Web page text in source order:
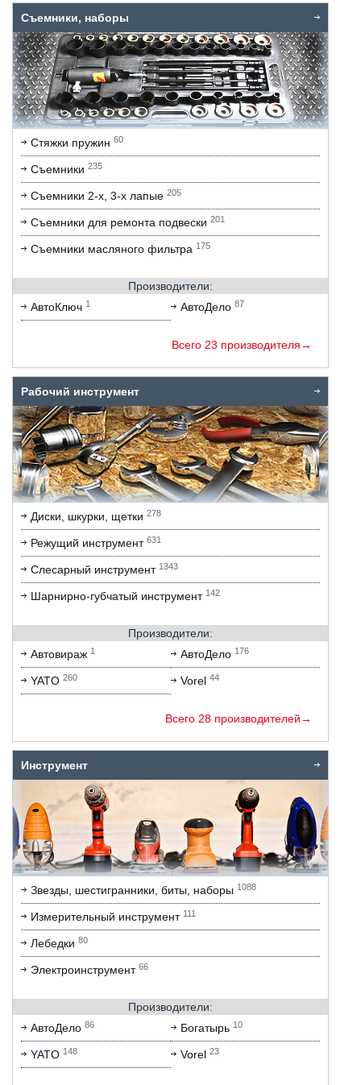
Съемники, наборы
Стяжки пружин 60
Съемники 235
Съемники 2-х, 3-х лапые 205
Съемники для ремонта подвески 201
Съемники масляного фильтра 175
Производители:
АвтоКлюч 1 АвтоДело 87
Всего 23 производителя→
Рабочий инструмент
Диски, шкурки, щетки 278
Режущий инструмент 631
Слесарный инструмент 1343
Шарнирно-губчатый инструмент 142
Производители:
Автовираж 1 АвтоДело 176
YATO 260 Vorel 44
Всего 28 производителей→
Инструмент
Звезды, шестигранники, биты, наборы 1088
Измерительный инструмент 111
Лебедки 80
Электроинструмент 66
Производители:
АвтоДело 86 Богатырь 10
YATO 148 Vorel 23